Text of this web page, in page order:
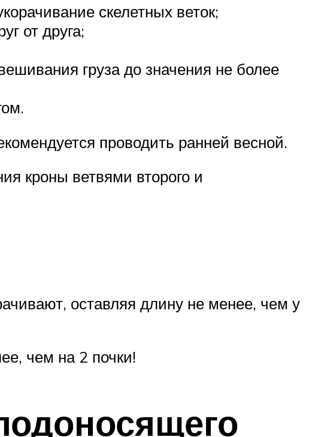
скелетных веток;
от друга;
груза до значения не более
проводить ранней весной.
кроны ветвями второго и
оставляя длину не менее, чем у
чем на 2 почки!